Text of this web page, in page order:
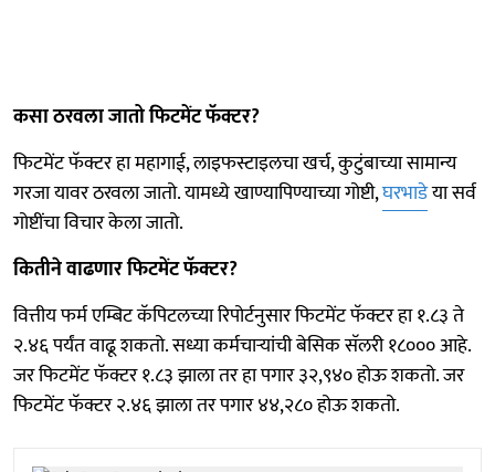
कसा ठरवला जातो फिटमेंट फॅक्टर?
फिटमेंट फॅक्टर हा महागाई, लाइफस्टाइलचा खर्च, कुटुंबाच्या सामान्य
गरजा यावर ठरवला जातो. यामध्ये खाण्यापिण्याच्या गोष्टी,घरभाडेया सर्व
गोष्टींचा विचार केला जातो.
कितीने वाढणार फिटमेंट फॅक्टर?
वित्तीय फर्म एम्बिट कॅपिटलच्या रिपोर्टनुसार फिटमेंट फॅक्टर हा १.८३ ते
२.४६ पर्यंत वाढू शकतो. सध्या कर्मचाऱ्यांची बेसिक सॅलरी १८००० आहे.
जर फिटमेंट फॅक्टर १.८३ झाला तर हा पगार ३२,९४० होऊ शकतो. जर
फिटमेंट फॅक्टर २.४६ झाला तर पगार ४४,२८० होऊ शकतो.